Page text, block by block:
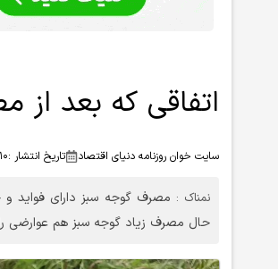
اتفاقی که بعد از
سایت خوان روزنامه دنیای اقتصاد تاریخ انتشار :
نمناک : مصرف گوجه سبز دارای فواید
حال مصرف زیاد گوجه سبز هم عوارضی را